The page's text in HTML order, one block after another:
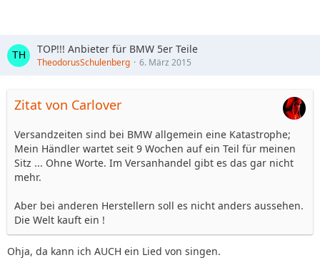
TOP!!! Anbieter für BMW 5er Teile
TheodorusSchulenberg 6. März 2015
Zitat von Carlover
Versandzeiten sind bei BMW allgemein eine Katastrophe;
Mein Händler wartet seit 9 Wochen auf ein Teil für meinen
Sitz ... Ohne Worte. Im Versanhandel gibt es das gar nicht
mehr.
Aber bei anderen Herstellern soll es nicht anders aussehen.
Die Welt kauft ein !
Ohja, da kann ich AUCH ein Lied von singen.